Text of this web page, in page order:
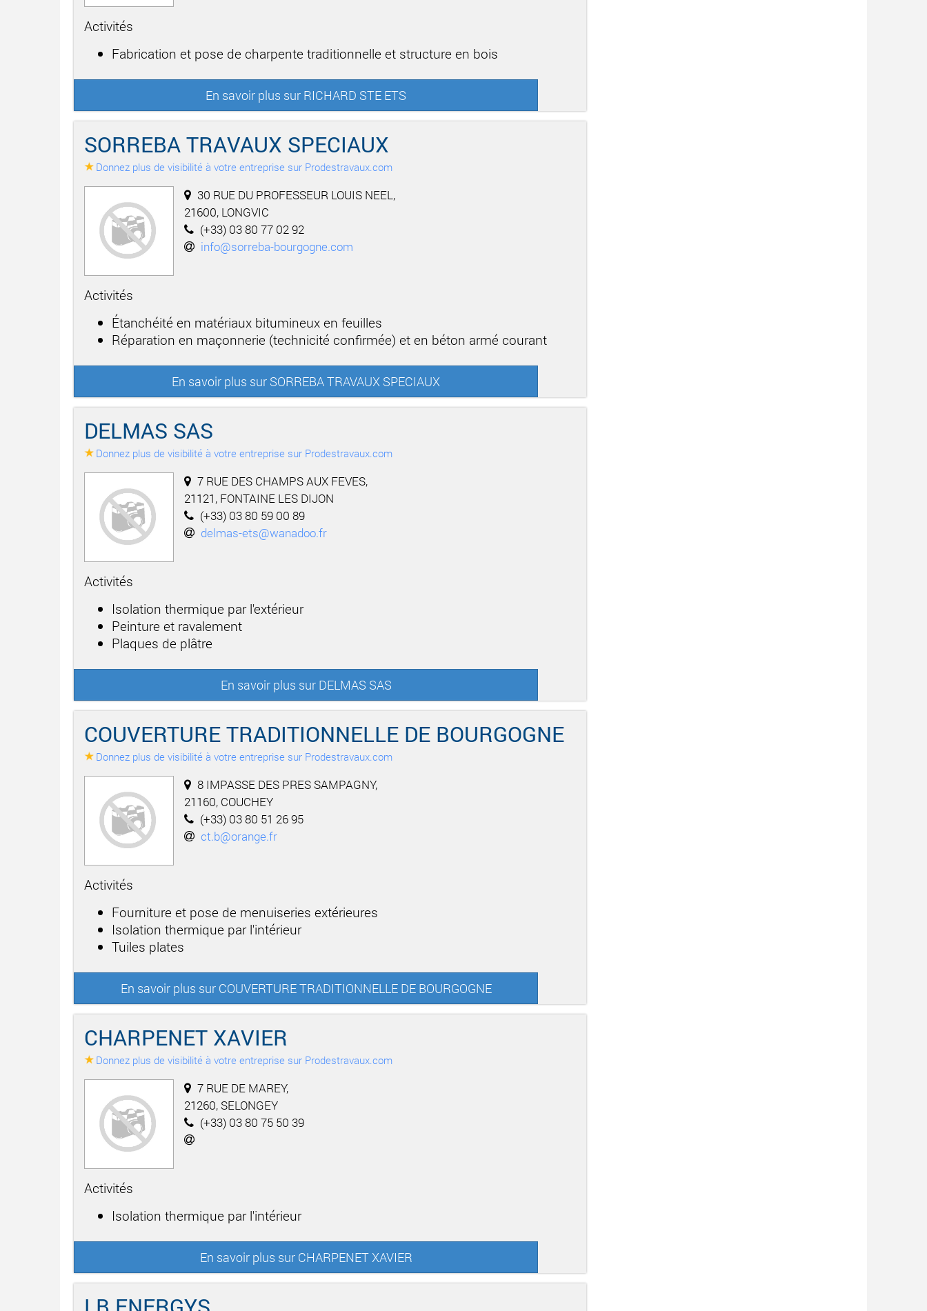
Activités
Fabrication et pose de charpente traditionnelle et structure en bois
En savoir plus sur RICHARD STE ETS
SORREBA TRAVAUX SPECIAUX
Donnez plus de visibilité à votre entreprise sur Prodestravaux.com
30 RUE DU PROFESSEUR LOUIS NEEL,
21600, LONGVIC
(+33) 03 80 77 02 92
info@sorreba-bourgogne.com
Activités
Étanchéité en matériaux bitumineux en feuilles
Réparation en maçonnerie (technicité confirmée) et en béton armé courant
En savoir plus sur SORREBA TRAVAUX SPECIAUX
DELMAS SAS
Donnez plus de visibilité à votre entreprise sur Prodestravaux.com
7 RUE DES CHAMPS AUX FEVES,
21121, FONTAINE LES DIJON
(+33) 03 80 59 00 89
delmas-ets@wanadoo.fr
Activités
Isolation thermique par l'extérieur
Peinture et ravalement
Plaques de plâtre
En savoir plus sur DELMAS SAS
COUVERTURE TRADITIONNELLE DE BOURGOGNE
Donnez plus de visibilité à votre entreprise sur Prodestravaux.com
8 IMPASSE DES PRES SAMPAGNY,
21160, COUCHEY
(+33) 03 80 51 26 95
ct.b@orange.fr
Activités
Fourniture et pose de menuiseries extérieures
Isolation thermique par l'intérieur
Tuiles plates
En savoir plus sur COUVERTURE TRADITIONNELLE DE BOURGOGNE
CHARPENET XAVIER
Donnez plus de visibilité à votre entreprise sur Prodestravaux.com
7 RUE DE MAREY,
21260, SELONGEY
(+33) 03 80 75 50 39
Activités
Isolation thermique par l'intérieur
En savoir plus sur CHARPENET XAVIER